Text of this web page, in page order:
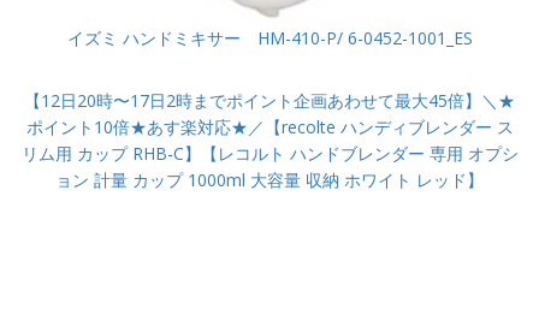
イズミ ハンドミキサー HM-410-P/ 6-0452-1001_ES
【12日20時〜17日2時までポイント企画あわせて最大45倍】＼★
ポイント10倍★あす楽対応★／【recolte ハンディブレンダー ス
リム用 カップ RHB-C】【レコルト ハンドブレンダー 専用 オプシ
ョン 計量 カップ 1000ml 大容量 収納 ホワイト レッド】